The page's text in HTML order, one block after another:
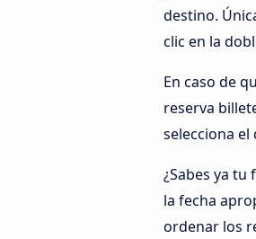
destino.
clic en la
En caso de
reserva
selecciona el
¿Sabes ya
la fecha
ordenar los